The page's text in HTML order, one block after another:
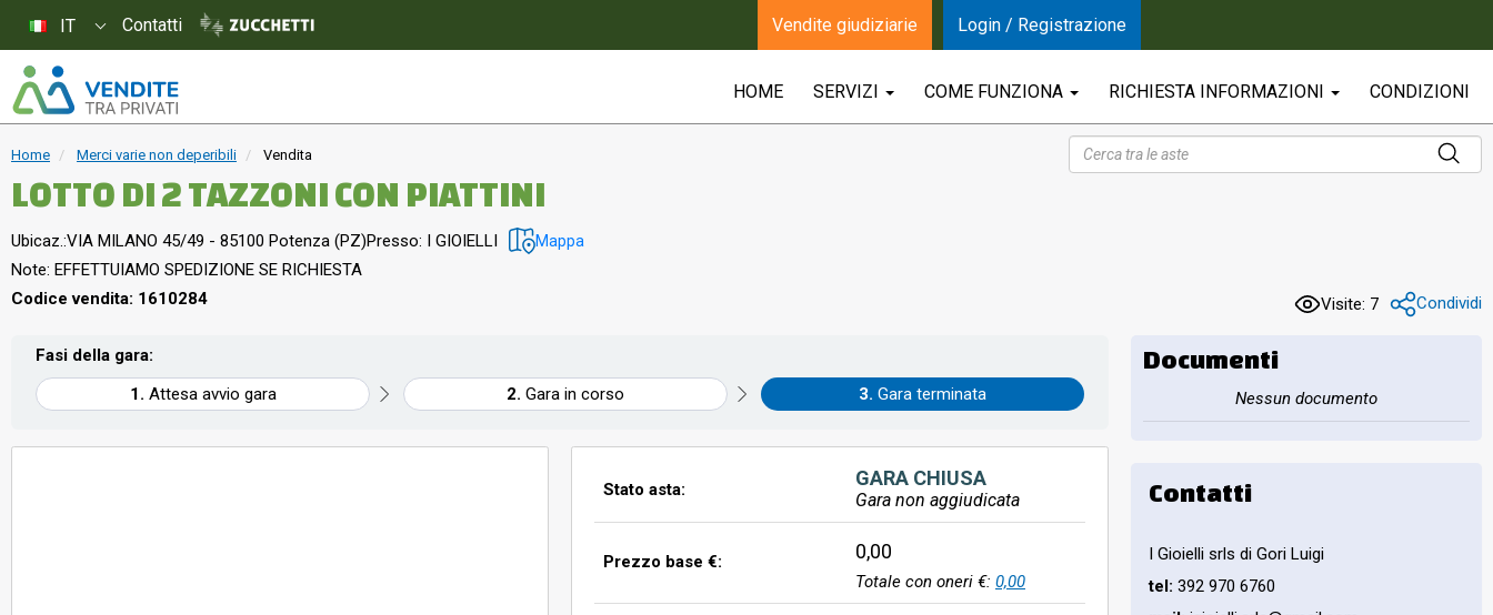
HOME SERVIZI COME FUNZIONA RICHIESTA INFORMAZIONI CONDIZIONI
Home Merci varie non deperibili Vendita
LOTTO DI 2 TAZZONI CON PIATTINI
Ubicaz.:VIA MILANO 45/49 - 85100 Potenza (PZ)Presso: I GIOIELLI Mappa
Note: EFFETTUIAMO SPEDIZIONE SE RICHIESTA
Codice vendita: 1610284
Visite: 7 Condividi
Fasi della gara:
Attesa avvio gara
Gara in corso Gara terminata
Stato asta: GARA CHIUSA
Gara non aggiudicata
Prezzo base €: 0,00
Totale con oneri €: 0,00
Documenti
Nessun documento
Contatti
I Gioielli srls di Gori Luigi
tel: 392 970 6760
IT Contatti Vendite giudiziarie Login / Registrazione